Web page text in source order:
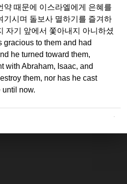
약 때문에 이스라엘에게 은혜를
기시며 돌보사 멸하기를 즐겨하
자기 앞에서 쫓아내지 아니하셨
gracious to them and had
he turned toward them,
with Abraham, Isaac, and
them, nor has he cast
until now.